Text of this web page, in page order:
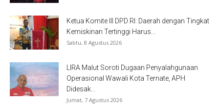
Ketua Komite III DPD RI: Daerah dengan Tingkat
Kemiskinan Tertinggi Harus...
Sabtu, 8 Agustus 2026
LIRA Malut Soroti Dugaan Penyalahgunaan
Operasional Wawali Kota Ternate, APH
Didesak...
Jumat, 7 Agustus 2026